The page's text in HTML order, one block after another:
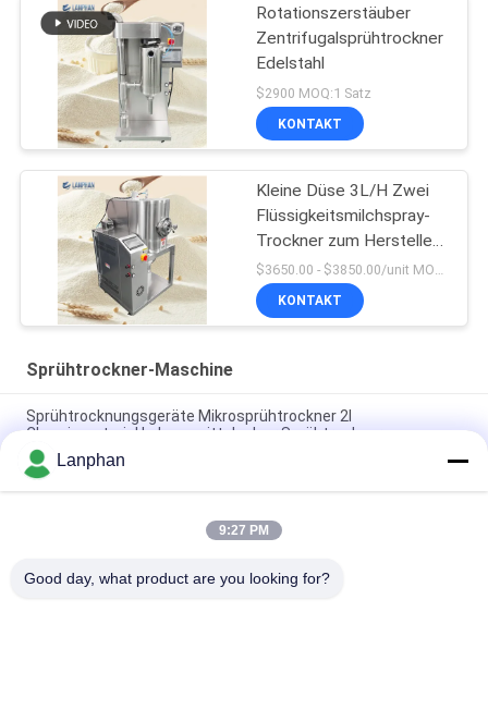
Rotationszerstäuber
Zentrifugalsprühtrockner
Edelstahl
$2900 MOQ:1 Satz
KONTAKT
Kleine Düse 3L/H Zwei
Flüssigkeitsmilchspray-
Trockner zum Herstellen
von Eier-Whey
Milchpulver
$3650.00 - $3850.00/unit MOQ:1 Einheit
KONTAKT
Sprühtrockner-Maschine
Sprühtrocknungsgeräte Mikrosprühtrockner 2l
Chemiematerial Lebensmittelpulver Sprühtrockner
Pilot Sprühtrocknungsmaschine Sprühtrocknungsmaschine
Kleines Sprühtrockner für Hefepulver
2L/h Sprühtrockner Sprühtrockner Sprühtrocknungs-System
Lanphan
9:27 PM
Good day, what product are you looking for?